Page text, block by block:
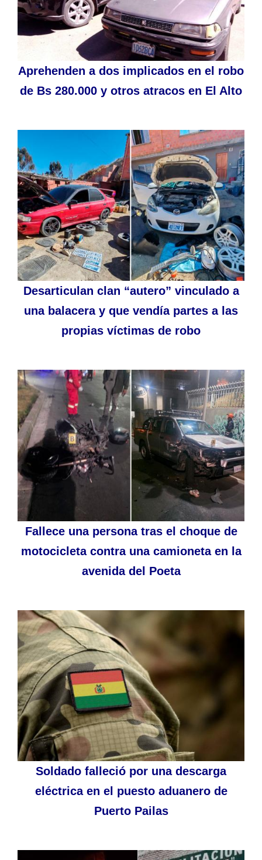
Aprehenden a dos implicados en el robo
de Bs 280.000 y otros atracos en El Alto
Desarticulan clan “autero” vinculado a
una balacera y que vendía partes a las
propias víctimas de robo
Fallece una persona tras el choque de
motocicleta contra una camioneta en la
avenida del Poeta
Soldado falleció por una descarga
eléctrica en el puesto aduanero de
Puerto Pailas